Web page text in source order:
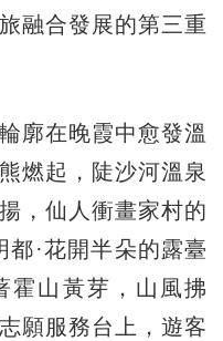
融合發展的第三重
在晚霞中愈發溫
燃起，陡沙河溫泉
，仙人衝畫家村的
都·花開半朵的露臺
霍山黃芽，山風拂
願服務台上，遊客